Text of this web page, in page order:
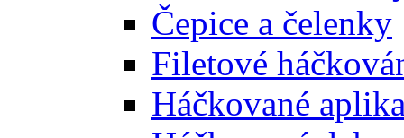
Čepice a čelenky
Filetové
Háčkované